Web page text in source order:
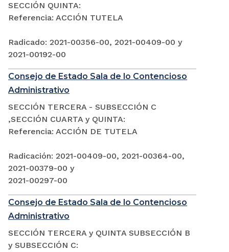
SECCIÓN QUINTA:
Referencia: ACCIÓN TUTELA
Radicado: 2021-00356-00, 2021-00409-00 y
2021-00192-00
Consejo de Estado Sala de lo Contencioso
Administrativo
SECCIÓN TERCERA - SUBSECCIÓN C
,SECCIÓN CUARTA y QUINTA:
Referencia: ACCIÓN DE TUTELA
Radicación: 2021-00409-00, 2021-00364-00,
2021-00379-00 y
2021-00297-00
Consejo de Estado Sala de lo Contencioso
Administrativo
SECCIÓN TERCERA y QUINTA SUBSECCIÓN B
y SUBSECCIÓN C: